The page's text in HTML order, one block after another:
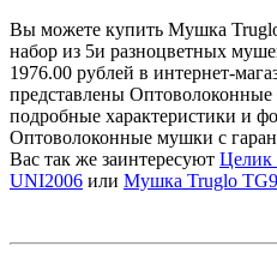
Вы можете купить Мушка
набор из 5и разноцветных
1976.00 рублей в интернет-
представлены
подробные характеристики и
Оптоволоконные мушки с
Вас так же заинтересуют Целик
UNI2006 или Мушка Truglo